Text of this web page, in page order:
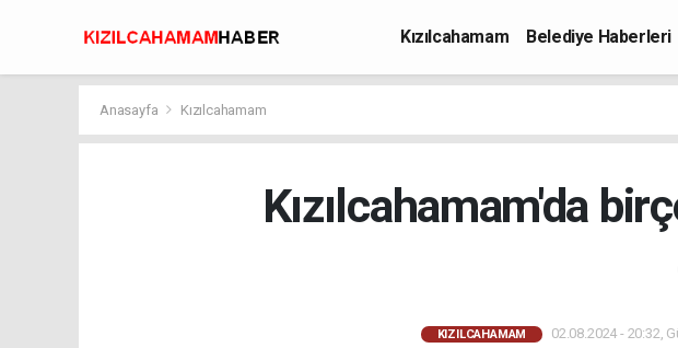
Kızılcahamam Belediye Haberleri
Anasayfa Kızılcahamam
Kızılcahamam'da
KIZILCAHAMAM 02.08.2024 - 20:32,